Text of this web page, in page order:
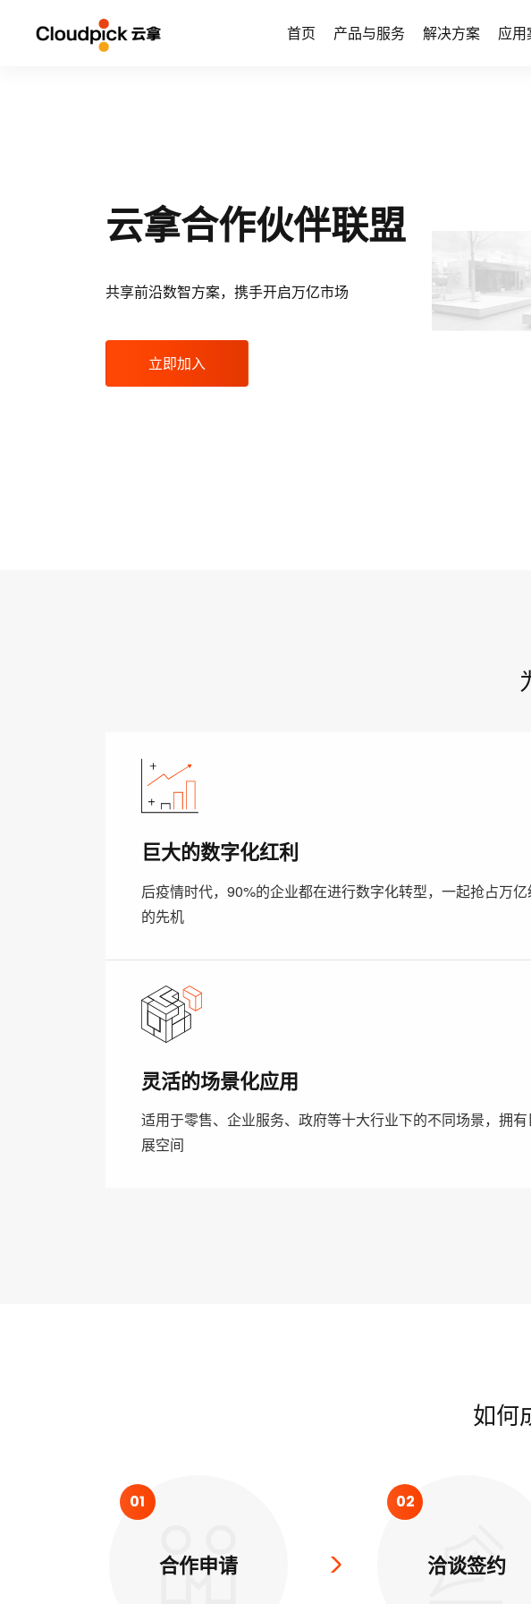
首页 产品与服务 解决方案 应用
云拿合作伙伴联盟
共享前沿数智方案，携手开启万亿市场
立即加入
巨大的数字化红利
后疫情时代，90%的企业都在进行数字化转型，一起抢占万亿
的先机
灵活的场景化应用
适用于零售、企业服务、政府等十大行业下的不同场景，拥有
展空间
如何
合作申请
01
洽谈签约
02